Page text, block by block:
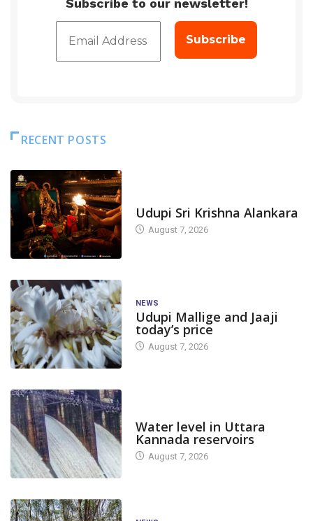
Subscribe to our newsletter!
RECENT POSTS
Udupi Sri Krishna Alankara
August 7, 2026
NEWS
Udupi Mallige and Jaaji
today’s price
August 7, 2026
Water level in Uttara
Kannada reservoirs
August 7, 2026